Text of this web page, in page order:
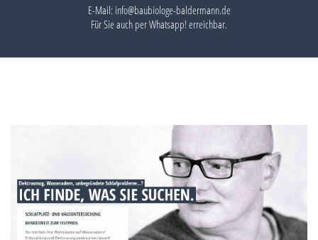
E-Mail: info@baubiologe-baldermann.de
Für Sie auch perWhatsapp!erreichbar.